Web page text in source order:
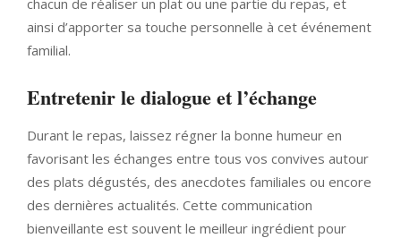
chacun de réaliser un plat ou une partie du repas, et
ainsi d’apporter sa touche personnelle à cet événement
familial.
Entretenir le dialogue et l’échange
Durant le repas, laissez régner la bonne humeur en
favorisant les échanges entre tous vos convives autour
des plats dégustés, des anecdotes familiales ou encore
des dernières actualités. Cette communication
bienveillante est souvent le meilleur ingrédient pour